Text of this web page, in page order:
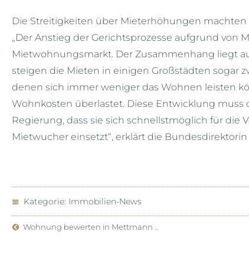
Die Streitigkeiten über Mieterhöhungen machten
„Der Anstieg der Gerichtsprozesse aufgrund
Mietwohnungsmarkt. Der Zusammenhang liegt
steigen die Mieten in einigen Großstädten sogar
denen sich immer weniger das Wohnen leisten
Wohnkosten überlastet. Diese Entwicklung
Regierung, dass sie sich schnellstmöglich für
Mietwucher einsetzt“, erklärt die
Kategorie: Immobilien-News
Wohnung bewerten in Mettmann ..